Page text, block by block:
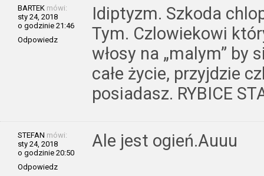
BARTEK mówi:
sty 24, 2018
o godzinie 21:46
Odpowiedz
Idiptyzm. Szkoda
Tym. Czlowiekowi
włosy na „malym” by
całe życie, przyjdzie
posiadasz. RYBICE
STEFAN mówi:
sty 24, 2018
o godzinie 20:50
Odpowiedz
Ale jest ogień.Auuu